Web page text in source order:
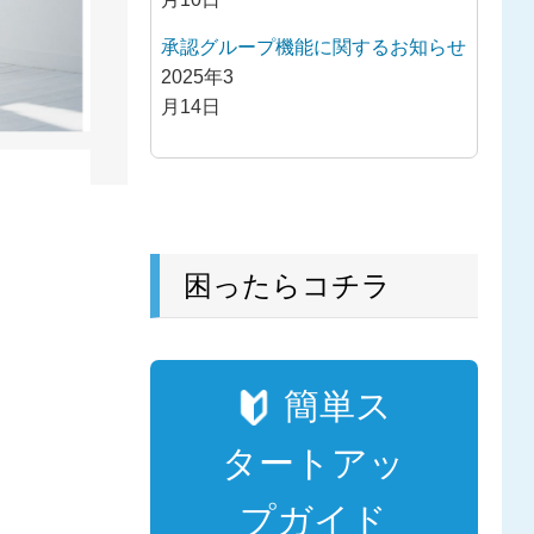
承認グループ機能に関するお知らせ
2025年3
月14日
困ったらコチラ
簡単ス
タートアッ
プガイド